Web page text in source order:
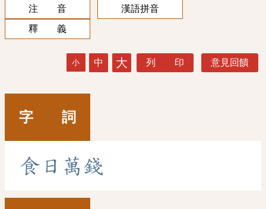
注 音
漢語拼音
釋 義
小 中 大 列 印 意見回饋
字 詞
食 日 萬錢